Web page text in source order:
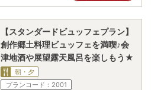
【スタンダードビュッフェプラン】
創作郷土料理ビュッフェを満喫♪会
津地酒や展望露天風呂を楽しもう★
朝・夕
プランコード： 2001